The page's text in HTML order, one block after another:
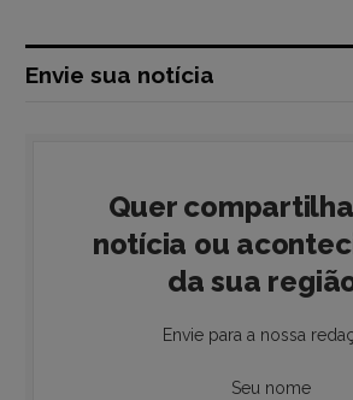
Envie sua notícia
Quer
notícia ou
da sua
Envie para a nossa
Seu nome